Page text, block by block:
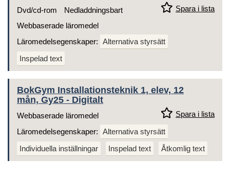
Spara i lista
Dvd/cd-rom
Nedladdningsbart
Webbaserade läromedel
Läromedelsegenskaper: Alternativa styrsätt
Inspelad text
BokGym Installationsteknik 1, elev, 12
mån, Gy25 - Digitalt
Spara i lista
Webbaserade läromedel
Läromedelsegenskaper: Alternativa styrsätt
Individuella inställningar
Inspelad text Åtkomlig text